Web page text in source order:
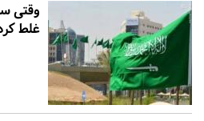
وقتی
غلط